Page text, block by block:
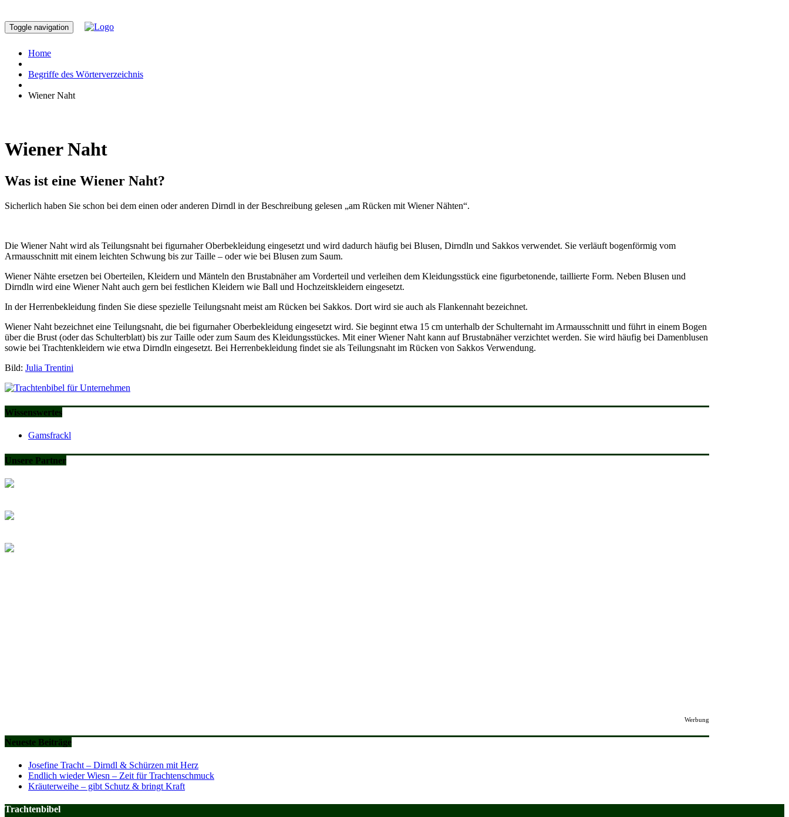
Toggle navigation
Home
Begriffe des Wörterverzeichnis
Wiener Naht
Wiener Naht
Was ist eine Wiener Naht?
Sicherlich haben Sie schon bei dem einen oder anderen Dirndl in der Beschreibung gelesen „am Rücken mit Wiener Nähten“.
Die Wiener Naht wird als Teilungsnaht bei figurnaher Oberbekleidung eingesetzt und wird dadurch häufig bei Blusen, Dirndln und Sakkos verwendet. Sie verläuft bogenförmig vom
Armausschnitt mit einem leichten Schwung bis zur Taille – oder wie bei Blusen zum Saum.
Wiener Nähte ersetzen bei Oberteilen, Kleidern und Mänteln den Brustabnäher am Vorderteil und verleihen dem Kleidungsstück eine figurbetonende, taillierte Form. Neben Blusen und
Dirndln wird eine Wiener Naht auch gern bei festlichen Kleidern wie Ball und Hochzeitskleidern eingesetzt.
In der Herrenbekleidung finden Sie diese spezielle Teilungsnaht meist am Rücken bei Sakkos. Dort wird sie auch als Flankennaht bezeichnet.
Wiener Naht bezeichnet eine Teilungsnaht, die bei figurnaher Oberbekleidung eingesetzt wird. Sie beginnt etwa 15 cm unterhalb der Schulternaht im Armausschnitt und führt in einem Bogen
über die Brust (oder das Schulterblatt) bis zur Taille oder zum Saum des Kleidungsstückes. Mit einer Wiener Naht kann auf Brustabnäher verzichtet werden. Sie wird häufig bei Damenblusen
sowie bei Trachtenkleidern wie etwa Dirndln eingesetzt. Bei Herrenbekleidung findet sie als Teilungsnaht im Rücken von Sakkos Verwendung.
Bild: Julia Trentini
Wissenswertes
Gamsfrackl
Unsere Partner
Werbung
Neueste Beiträge
Josefine Tracht – Dirndl & Schürzen mit Herz
Endlich wieder Wiesn – Zeit für Trachtenschmuck
Kräuterweihe – gibt Schutz & bringt Kraft
Trachtenbibel